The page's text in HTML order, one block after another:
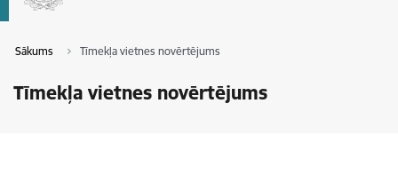
Sākums Tīmekļa vietnes novērtējums
Tīmekļa vietnes novērtējums